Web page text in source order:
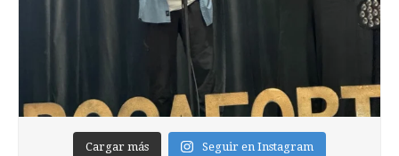
Cargar más Seguir en Instagram